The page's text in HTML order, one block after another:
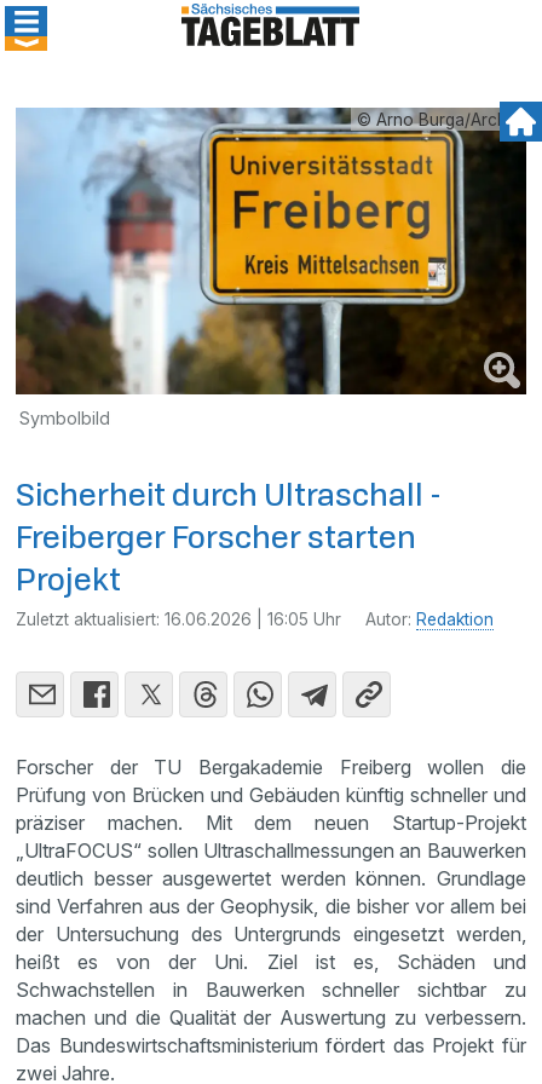
© Arno Burga/Archiv
Symbolbild
Sicherheit durch Ultraschall -
Freiberger Forscher starten
Projekt
Zuletzt aktualisiert:16.06.2026 | 16:05 Uhr Autor: Redaktion
Forscher der TU Bergakademie Freiberg wollen die
Prüfung von Brücken und Gebäuden künftig schneller und
präziser machen. Mit dem neuen Startup-Projekt
„UltraFOCUS“ sollen Ultraschallmessungen an Bauwerken
deutlich besser ausgewertet werden können. Grundlage
sind Verfahren aus der Geophysik, die bisher vor allem bei
der Untersuchung des Untergrunds eingesetzt werden,
heißt es von der Uni. Ziel ist es, Schäden und
Schwachstellen in Bauwerken schneller sichtbar zu
machen und die Qualität der Auswertung zu verbessern.
Das Bundeswirtschaftsministerium fördert das Projekt für
zwei Jahre.